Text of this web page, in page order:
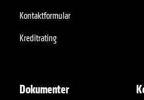
Kontaktformular
Kreditrating
Dokumenter